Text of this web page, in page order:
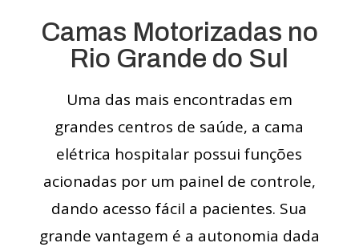
Camas Motorizadas no
Rio Grande do Sul
Uma das mais encontradas em
grandes centros de saúde, a cama
elétrica hospitalar possui funções
acionadas por um painel de controle,
dando acesso fácil a pacientes. Sua
grande vantagem é a autonomia dada